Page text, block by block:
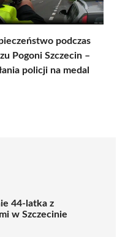
podczas
Pogoni Szczecin –
policji na medal
44-latka z
w Szczecinie